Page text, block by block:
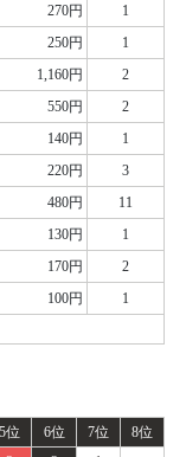
270円
1
250円
1
1,160円
2
550円 2
140円
1
220円
3
480円
11
130円 1
170円
2
100円
1
5位 6位 7位
8位